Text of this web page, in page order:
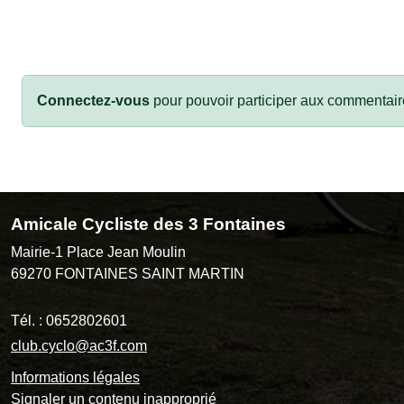
Connectez-vous pour pouvoir participer aux
Amicale Cycliste des 3 Fontaines
Mairie-1 Place Jean Moulin
69270 FONTAINES SAINT MARTIN
Tél. : 0652802601
club.cyclo@ac3f.com
Informations légales
Signaler un contenu inapproprié